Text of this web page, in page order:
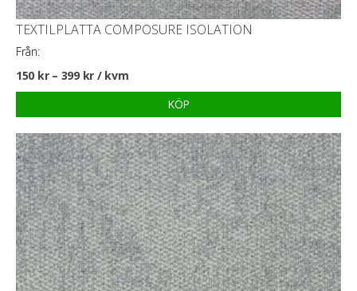
TEXTILPLATTA COMPOSURE ISOLATION
Från:
150 kr– 399 kr/ kvm
KÖP